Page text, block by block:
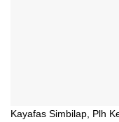
Kayafas Simbilap, Plh